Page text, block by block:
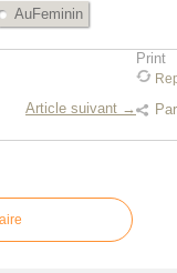
AuFeminin
Print
Article suivant →